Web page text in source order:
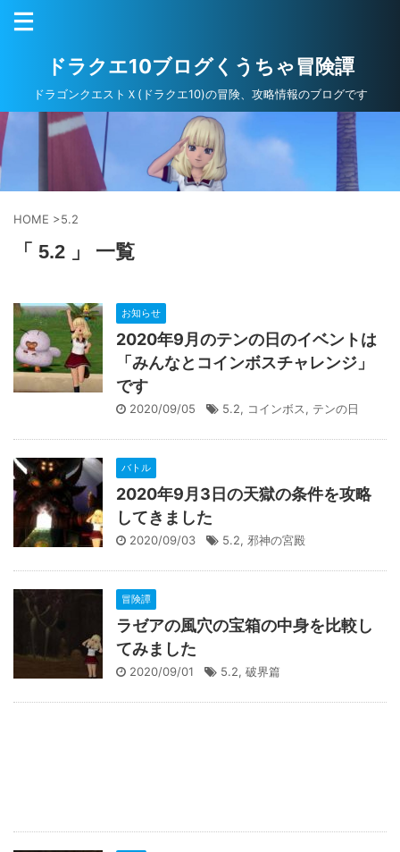
ドラクエ10ブログくうちゃ冒険譚
ドラゴンクエストＸ(ドラクエ10)の冒険、攻略情報のブログです
HOME >5.2
「 5.2 」 一覧
お知らせ
2020年9月のテンの日のイベントは
「みんなとコインボスチャレンジ」
です
2020/09/05 5.2, コインボス, テンの日
バトル
2020年9月3日の天獄の条件を攻略
してきました
2020/09/03 5.2, 邪神の宮殿
冒険譚
ラゼアの風穴の宝箱の中身を比較し
てみました
2020/09/01 5.2, 破界篇